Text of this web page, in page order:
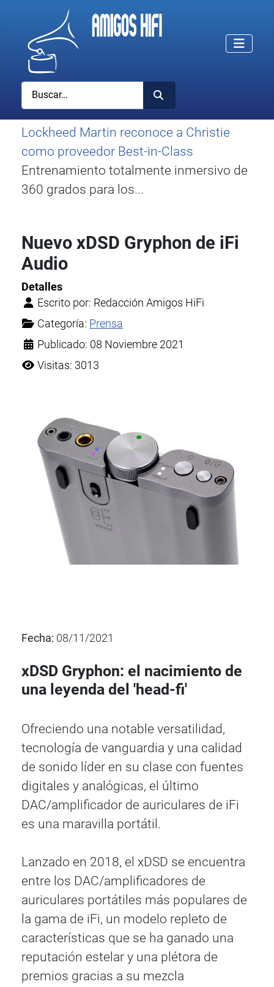
Buscar
Lockheed Martin reconoce a Christie
como proveedor Best-in-Class
Entrenamiento totalmente inmersivo de
360 grados para los...
Nuevo xDSD Gryphon de iFi
Audio
Detalles
Escrito por: Redacción Amigos HiFi
Categoría: Prensa
Publicado: 08 Noviembre 2021
Visitas: 3013
Fecha: 08/11/2021
xDSD Gryphon: el nacimiento de
una leyenda del 'head-fi'
Ofreciendo una notable versatilidad,
tecnología de vanguardia y una calidad
de sonido líder en su clase con fuentes
digitales y analógicas, el último
DAC/amplificador de auriculares de iFi
es una maravilla portátil.
Lanzado en 2018, el xDSD se encuentra
entre los DAC/amplificadores de
auriculares portátiles más populares de
la gama de iFi, un modelo repleto de
características que se ha ganado una
reputación estelar y una plétora de
premios gracias a su mezcla